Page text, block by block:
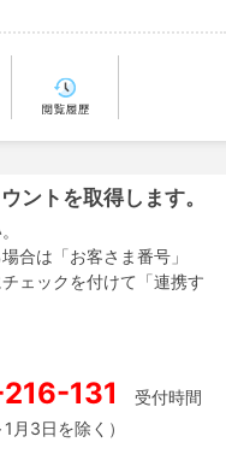
ントを取得します。
合は「お客さま番号」
ェックを付けて「連携す
131
受付時間
3日を除く）